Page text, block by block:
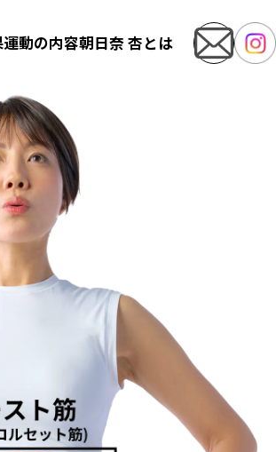
運動の内容朝日奈 杏とは